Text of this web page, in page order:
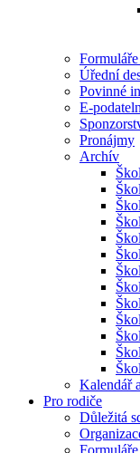
Úřední
Povinné
E-
Pronájmy
Archív
Kalendář
Pro rodiče
Důležitá